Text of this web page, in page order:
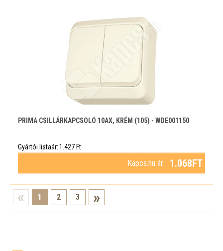
PRIMA CSILLÁRKAPCSOLÓ 10AX, KRÉM (105) - WDE001150
Gyártói listaár: 1.427 Ft
Kapcs.hu ár: 1.068FT
1 2 3